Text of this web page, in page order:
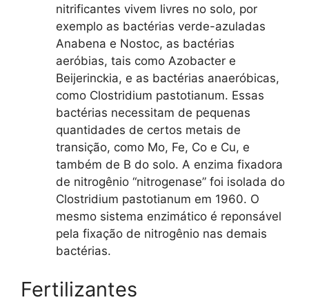
nitrificantes vivem livres no solo, por
exemplo as bactérias verde-azuladas
Anabena e Nostoc, as bactérias
aeróbias, tais como Azobacter e
Beijerinckia, e as bactérias anaeróbicas,
como Clostridium pastotianum. Essas
bactérias necessitam de pequenas
quantidades de certos metais de
transição, como Mo, Fe, Co e Cu, e
também de B do solo. A enzima fixadora
de nitrogênio “nitrogenase” foi isolada do
Clostridium pastotianum em 1960. O
mesmo sistema enzimático é reponsável
pela fixação de nitrogênio nas demais
bactérias.
Fertilizantes